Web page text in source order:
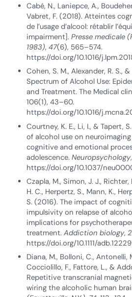
Cabé, N., Laniepce, A.,
Vabret, F. (2018). Atteintes
de l’usage d’alcool: rétablir
impairment].Presse medicale
1983),47(6), 565–574.
https://doi.org/10.1016/
Cohen, S. M., Alexander, R. S.,
Spectrum of Alcohol Use:
and Treatment. The Medical
106(1), 43–60.
https://doi.org/10.1016/
Courtney, K. E., Li, I., & Tapert,
of alcohol use on
cognitive and emotional
adolescence.Neuropsychology
https://doi.org/10.1037/
Czapla, M., Simon, J. J., Richter,
H. C., Herpertz, S., Mann, K.,
S. (2016). The impact of
impulsivity on relapse of
implications for
treatment.Addiction biology,
https://doi.org/10.1111/adb.12229
Diana, M., Bolloni, C., Antonelli,
Cocciolillo, F., Fattore, L., &
Repetitive transcranial
wiring the alcoholic human